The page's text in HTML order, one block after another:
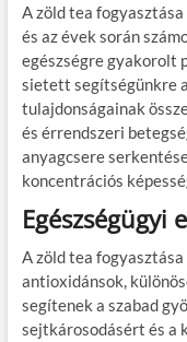
A zöld tea
és az évek során
egészségre gyakorolt
sietett segítségünkre
tulajdonságainak
és érrendszeri
anyagcsere
koncentrációs
Egészségügyi
A zöld tea
antioxidánsok,
segítenek a szabad
sejtkárosodásért és a